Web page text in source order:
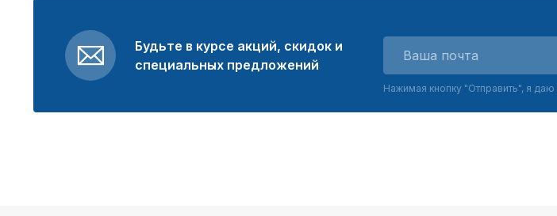
Будьте в курсе акций, скидок и
специальных предложений
Нажимая кнопку "Отправить", я даю